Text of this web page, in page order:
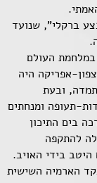
ברקלי", שנועד
במלחמת העולם
אפריקה היה
ובעת
תעופה ומנחתים
בים התיכון
להתקפה
היטב בידי האויב.
הארמיה השישית